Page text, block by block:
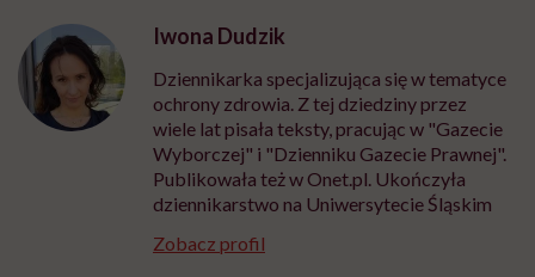
Iwona Dudzik
Dziennikarka specjalizująca się w tematyce
ochrony zdrowia. Z tej dziedziny przez
wiele lat pisała teksty, pracując w "Gazecie
Wyborczej" i "Dzienniku Gazecie Prawnej".
Publikowała też w Onet.pl. Ukończyła
dziennikarstwo na Uniwersytecie Śląskim
Zobacz profil